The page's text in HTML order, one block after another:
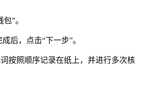
”。
后，点击“下一步”。
按照顺序记录在纸上，并进行多次核